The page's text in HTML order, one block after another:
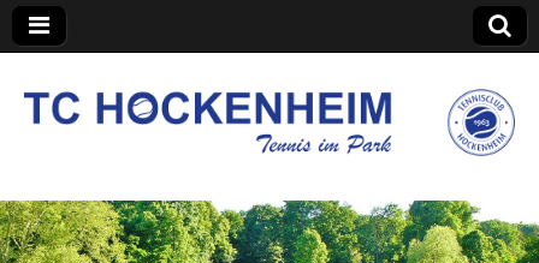
TC Hockenheim